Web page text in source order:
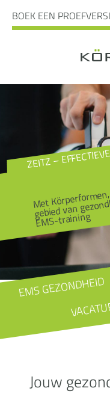
BOEK EEN
ZEITZ –
Met
gebied van
EMS-training
EMS GEZONDHEID
Jouw